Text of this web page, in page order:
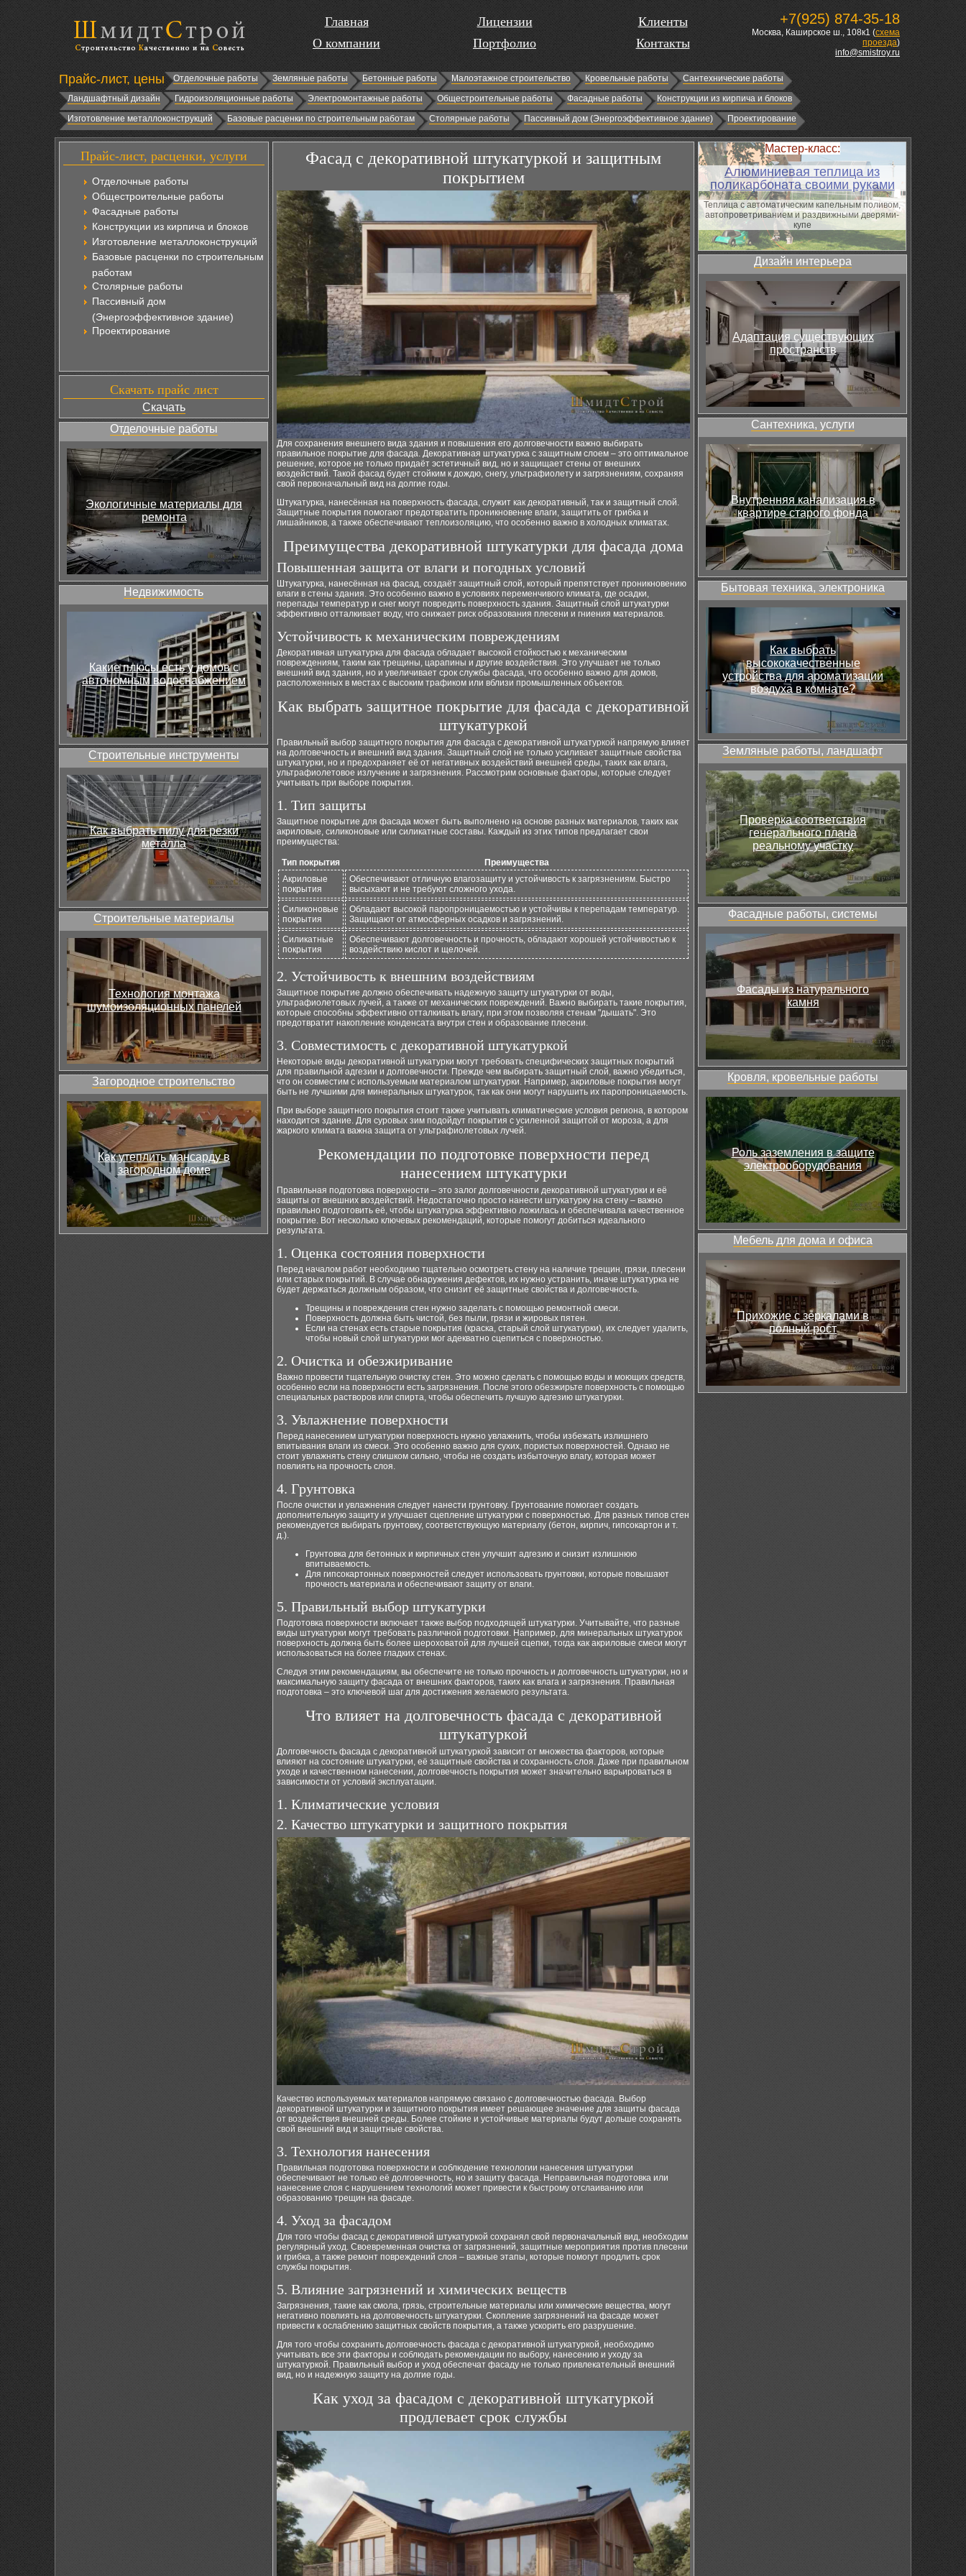
Главная
О компании
Лицензии
Портфолио
Клиенты
Контакты
+7(925) 874-35-18
Москва, Каширское ш., 108к1 (схема
проезда)
info@smistroy.ru
Прайс-лист, цены Отделочные работы Земляные работы Бетонные работы Малоэтажное строительство Кровельные работы
Сантехнические работы
Ландшафтный дизайн
Гидроизоляционные работы Электромонтажные работы Общестроительные работы Фасадные работы
Конструкции из кирпича и блоков
Изготовление металлоконструкций
Базовые расценки по строительным работам Столярные работы Пассивный дом (Энергоэффективное здание) Проектирование
Прайс-лист, расценки, услуги
Отделочные работы
Общестроительные работы
Фасадные работы
Конструкции из кирпича и блоков
Изготовление металлоконструкций
Базовые расценки по строительным
работам
Столярные работы
Пассивный дом
(Энергоэффективное здание)
Проектирование
Скачать прайс лист
Скачать
Отделочные работы
Экологичные материалы для
ремонта
Недвижимость
Какие плюсы есть у домов с
автономным водоснабжением
Строительные инструменты
Как выбрать пилу для резки
металла
Строительные материалы
Технология монтажа
шумоизоляционных панелей
Загородное строительство
Как утеплить мансарду в
загородном доме
Фасад с декоративной штукатуркой и защитным
покрытием
Для сохранения внешнего вида здания и повышения его долговечности важно выбирать
правильное покрытие для фасада. Декоративная штукатурка с защитным слоем – это оптимальное
решение, которое не только придаёт эстетичный вид, но и защищает стены от внешних
воздействий. Такой фасад будет стойким к дождю, снегу, ультрафиолету и загрязнениям, сохраняя
свой первоначальный вид на долгие годы.
Штукатурка, нанесённая на поверхность фасада, служит как декоративный, так и защитный слой.
Защитные покрытия помогают предотвратить проникновение влаги, защитить от грибка и
лишайников, а также обеспечивают теплоизоляцию, что особенно важно в холодных климатах.
Преимущества декоративной штукатурки для фасада дома
Повышенная защита от влаги и погодных условий
Штукатурка, нанесённая на фасад, создаёт защитный слой, который препятствует проникновению
влаги в стены здания. Это особенно важно в условиях переменчивого климата, где осадки,
перепады температур и снег могут повредить поверхность здания. Защитный слой штукатурки
эффективно отталкивает воду, что снижает риск образования плесени и гниения материалов.
Устойчивость к механическим повреждениям
Декоративная штукатурка для фасада обладает высокой стойкостью к механическим
повреждениям, таким как трещины, царапины и другие воздействия. Это улучшает не только
внешний вид здания, но и увеличивает срок службы фасада, что особенно важно для домов,
расположенных в местах с высоким трафиком или вблизи промышленных объектов.
Как выбрать защитное покрытие для фасада с декоративной
штукатуркой
Правильный выбор защитного покрытия для фасада с декоративной штукатуркой напрямую влияет
на долговечность и внешний вид здания. Защитный слой не только усиливает защитные свойства
штукатурки, но и предохраняет её от негативных воздействий внешней среды, таких как влага,
ультрафиолетовое излучение и загрязнения. Рассмотрим основные факторы, которые следует
учитывать при выборе покрытия.
1. Тип защиты
Защитное покрытие для фасада может быть выполнено на основе разных материалов, таких как
акриловые, силиконовые или силикатные составы. Каждый из этих типов предлагает свои
преимущества:
Тип покрытия
Преимущества
Акриловые
покрытия
Обеспечивают отличную влагозащиту и устойчивость к загрязнениям. Быстро
высыхают и не требуют сложного ухода.
Силиконовые
покрытия
Обладают высокой паропроницаемостью и устойчивы к перепадам температур.
Защищают от атмосферных осадков и загрязнений.
Силикатные
покрытия
Обеспечивают долговечность и прочность, обладают хорошей устойчивостью к
воздействию кислот и щелочей.
2. Устойчивость к внешним воздействиям
Защитное покрытие должно обеспечивать надежную защиту штукатурки от воды,
ультрафиолетовых лучей, а также от механических повреждений. Важно выбирать такие покрытия,
которые способны эффективно отталкивать влагу, при этом позволяя стенам "дышать". Это
предотвратит накопление конденсата внутри стен и образование плесени.
3. Совместимость с декоративной штукатуркой
Некоторые виды декоративной штукатурки могут требовать специфических защитных покрытий
для правильной адгезии и долговечности. Прежде чем выбирать защитный слой, важно убедиться,
что он совместим с используемым материалом штукатурки. Например, акриловые покрытия могут
быть не лучшими для минеральных штукатурок, так как они могут нарушить их паропроницаемость.
При выборе защитного покрытия стоит также учитывать климатические условия региона, в котором
находится здание. Для суровых зим подойдут покрытия с усиленной защитой от мороза, а для
жаркого климата важна защита от ультрафиолетовых лучей.
Рекомендации по подготовке поверхности перед
нанесением штукатурки
Правильная подготовка поверхности – это залог долговечности декоративной штукатурки и её
защиты от внешних воздействий. Недостаточно просто нанести штукатурку на стену – важно
правильно подготовить её, чтобы штукатурка эффективно ложилась и обеспечивала качественное
покрытие. Вот несколько ключевых рекомендаций, которые помогут добиться идеального
результата.
1. Оценка состояния поверхности
Перед началом работ необходимо тщательно осмотреть стену на наличие трещин, грязи, плесени
или старых покрытий. В случае обнаружения дефектов, их нужно устранить, иначе штукатурка не
будет держаться должным образом, что снизит её защитные свойства и долговечность.
Трещины и повреждения стен нужно заделать с помощью ремонтной смеси.
Поверхность должна быть чистой, без пыли, грязи и жировых пятен.
Если на стенах есть старые покрытия (краска, старый слой штукатурки), их следует удалить,
чтобы новый слой штукатурки мог адекватно сцепиться с поверхностью.
2. Очистка и обезжиривание
Важно провести тщательную очистку стен. Это можно сделать с помощью воды и моющих средств,
особенно если на поверхности есть загрязнения. После этого обезжирьте поверхность с помощью
специальных растворов или спирта, чтобы обеспечить лучшую адгезию штукатурки.
3. Увлажнение поверхности
Перед нанесением штукатурки поверхность нужно увлажнить, чтобы избежать излишнего
впитывания влаги из смеси. Это особенно важно для сухих, пористых поверхностей. Однако не
стоит увлажнять стену слишком сильно, чтобы не создать избыточную влагу, которая может
повлиять на прочность слоя.
4. Грунтовка
После очистки и увлажнения следует нанести грунтовку. Грунтование помогает создать
дополнительную защиту и улучшает сцепление штукатурки с поверхностью. Для разных типов стен
рекомендуется выбирать грунтовку, соответствующую материалу (бетон, кирпич, гипсокартон и т.
д.).
Грунтовка для бетонных и кирпичных стен улучшит адгезию и снизит излишнюю
впитываемость.
Для гипсокартонных поверхностей следует использовать грунтовки, которые повышают
прочность материала и обеспечивают защиту от влаги.
5. Правильный выбор штукатурки
Подготовка поверхности включает также выбор подходящей штукатурки. Учитывайте, что разные
виды штукатурки могут требовать различной подготовки. Например, для минеральных штукатурок
поверхность должна быть более шероховатой для лучшей сцепки, тогда как акриловые смеси могут
использоваться на более гладких стенах.
Следуя этим рекомендациям, вы обеспечите не только прочность и долговечность штукатурки, но и
максимальную защиту фасада от внешних факторов, таких как влага и загрязнения. Правильная
подготовка – это ключевой шаг для достижения желаемого результата.
Что влияет на долговечность фасада с декоративной
штукатуркой
Долговечность фасада с декоративной штукатуркой зависит от множества факторов, которые
влияют на состояние штукатурки, её защитные свойства и сохранность слоя. Даже при правильном
уходе и качественном нанесении, долговечность покрытия может значительно варьироваться в
зависимости от условий эксплуатации.
1. Климатические условия
2. Качество штукатурки и защитного покрытия
Качество используемых материалов напрямую связано с долговечностью фасада. Выбор
декоративной штукатурки и защитного покрытия имеет решающее значение для защиты фасада
от воздействия внешней среды. Более стойкие и устойчивые материалы будут дольше сохранять
свой внешний вид и защитные свойства.
3. Технология нанесения
Правильная подготовка поверхности и соблюдение технологии нанесения штукатурки
обеспечивают не только её долговечность, но и защиту фасада. Неправильная подготовка или
нанесение слоя с нарушением технологий может привести к быстрому отслаиванию или
образованию трещин на фасаде.
4. Уход за фасадом
Для того чтобы фасад с декоративной штукатуркой сохранял свой первоначальный вид, необходим
регулярный уход. Своевременная очистка от загрязнений, защитные мероприятия против плесени
и грибка, а также ремонт повреждений слоя – важные этапы, которые помогут продлить срок
службы покрытия.
5. Влияние загрязнений и химических веществ
Загрязнения, такие как смола, грязь, строительные материалы или химические вещества, могут
негативно повлиять на долговечность штукатурки. Скопление загрязнений на фасаде может
привести к ослаблению защитных свойств покрытия, а также ускорить его разрушение.
Для того чтобы сохранить долговечность фасада с декоративной штукатуркой, необходимо
учитывать все эти факторы и соблюдать рекомендации по выбору, нанесению и уходу за
штукатуркой. Правильный выбор и уход обеспечат фасаду не только привлекательный внешний
вид, но и надежную защиту на долгие годы.
Как уход за фасадом с декоративной штукатуркой
продлевает срок службы
Мастер-класс:
Алюминиевая теплица из
поликарбоната своими руками
Теплица с автоматическим капельным поливом,
автопроветриванием и раздвижными дверями-
купе
Дизайн интерьера
Адаптация существующих
пространств
Сантехника, услуги
Внутренняя канализация в
квартире старого фонда
Бытовая техника, электроника
Как выбрать
высококачественные
устройства для ароматизации
воздуха в комнате?
Земляные работы, ландшафт
Проверка соответствия
генерального плана
реальному участку
Фасадные работы, системы
Фасады из натурального
камня
Кровля, кровельные работы
Роль заземления в защите
электрооборудования
Мебель для дома и офиса
Прихожие с зеркалами в
полный рост